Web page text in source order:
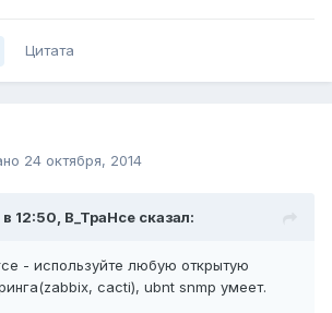
Цитата
24 октября, 2014
12:50, B_TpaHce сказал:
- используйте любую открытую
cacti), ubnt snmp умеет.